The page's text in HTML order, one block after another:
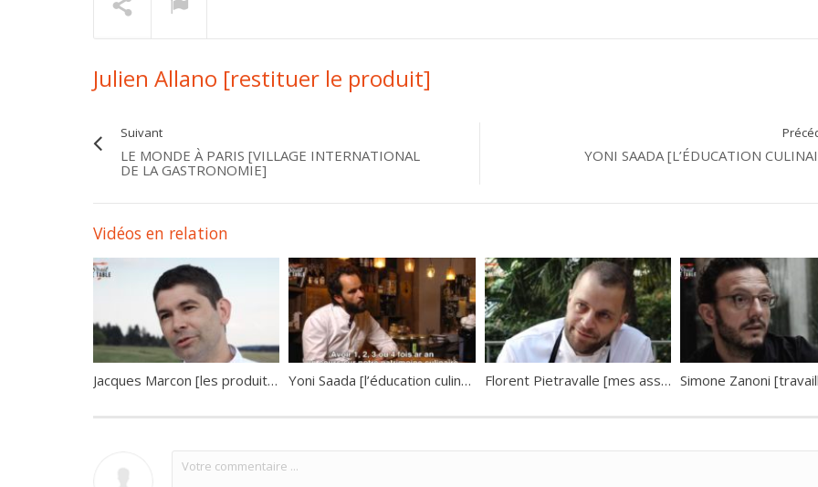
En lecture Thomas Danigo [épurer]
Julien Allano [restituer le produit]
Suivant
LE MONDE À PARIS [VILLAGE INTERNATIONAL
DE LA GASTRONOMIE]
YONI SAADA [L’ÉDUCATION
Vidéos en relation
Jacques Marcon [les produits : tout vient de là] Yoni Saada [l’éducation culinaire] Florent Pietravalle [mes assiettes parlent pour moi]